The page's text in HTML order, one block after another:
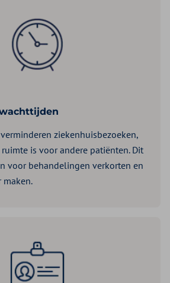
ziekenhuisbezoeken,
is voor andere patiënten. Dit
voor behandelingen verkorten en
maken.